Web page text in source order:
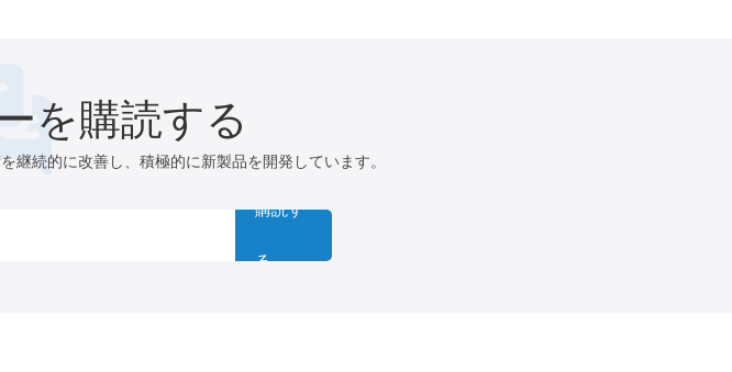
を購読する
継続的に改善し、積極的に新製品を開発しています。
購読す
る